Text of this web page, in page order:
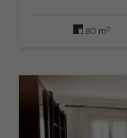
80 m2